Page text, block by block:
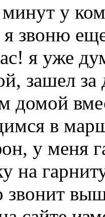
минут у
звоню
я уже
зашел за
домой
в
у меня
на
звонит